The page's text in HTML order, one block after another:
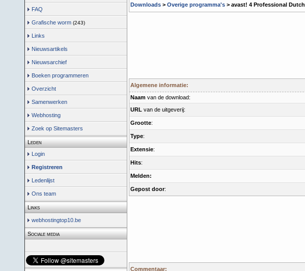
FAQ
Grafische worm (243)
Links
Nieuwsartikels
Nieuwsarchief
Boeken programmeren
Overzicht
Samenwerken
Webhosting
Zoek op Sitemasters
Leden
Login
Registreren
Ledenlijst
Ons team
Links
webhostingtop10.be
Sociale media
Downloads> Overige programma's> avast! 4 Professional Dutch
Algemene informatie:
Naamvan de download:
URL van de uitgeverij:
Grootte:
Type:
Extensie:
Hits:
Melden:
Gepost door:
Commentaar: